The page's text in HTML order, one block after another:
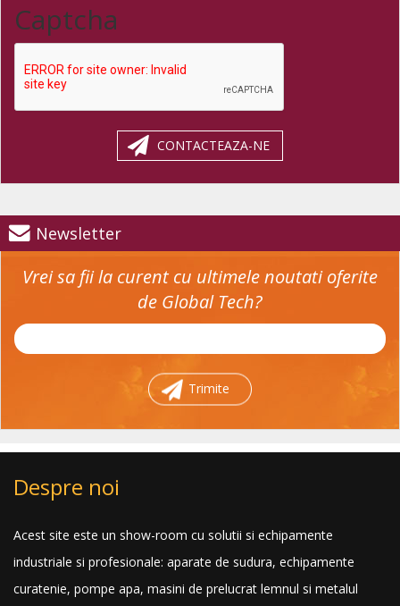
Captcha
CONTACTEAZA-NE
Newsletter
Vrei sa fii la curent cu ultimele noutati oferite
de Global Tech?
Trimite
Despre noi
Acest site este un show-room cu solutii si echipamente
industriale si profesionale: aparate de sudura, echipamente
curatenie, pompe apa, masini de prelucrat lemnul si metalul